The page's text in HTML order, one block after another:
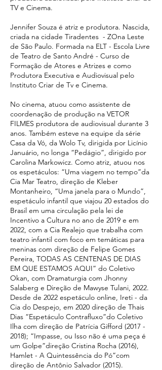
TV e Cinema.
Jennifer Souza é atriz e produtora. Nascida,
criada na cidade Tiradentes - ZOna Leste
de São Paulo. Formada na ELT - Escola Livre
de Teatro de Santo André - Curso de
Formação de Atores e Atrizes e como
Produtora Executiva e Audiovisual pelo
Instituto Criar de Tv e Cinema.
No cinema, atuou como assistente de
coordenação de produção na VETOR
FILMES produtora de audiovisual durante 3
anos. Também esteve na equipe da série
Casa da Vó, da Wolo Tv, dirigida por Licínio
Januário, no longa “Pedágio”, dirigido por
Carolina Markowicz. Como atriz, atuou nos
os espetáculos: “Uma viagem no tempo”da
Cia Mar Teatro, direção de Kleber
Montanheiro, “Uma janela para o Mundo”,
espetáculo infantil que viajou 20 estados do
Brasil em uma circulação pela lei de
Incentivo a Cultura no ano de 2019 e em
2022, com a Cia Realejo que trabalha com
teatro infantil com foco em temáticas para
meninas com direção de Felipe Gomes
Pereira, TODAS AS CENTENAS DE DIAS
EM QUE ESTAMOS AQUI” do Coletivo
Okan, com Dramaturgia com Jhonny
Salaberg e Direção de Mawyse Tulani, 2022.
Desde de 2022 espetáculo online, Ireti - da
Cia do Despejo, em 2020 direção de Thais
Dias “Espetáculo Contrafluxo”do Coletivo
Ilha com direção de Patrícia Gifford (2017 -
2018); “Impasse, ou Isso não é uma peça é
um Golpe”direção Cristina Rocha (2016),
Hamlet - A Quintessência do Pó”com
direção de Antônio Salvador (2015).